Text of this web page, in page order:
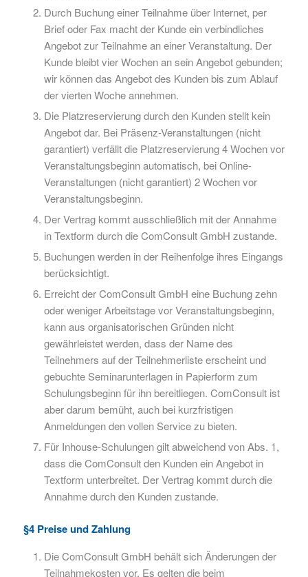
Durch Buchung einer Teilnahme über Internet, per
Brief oder Fax macht der Kunde ein verbindliches
Angebot zur Teilnahme an einer Veranstaltung. Der
Kunde bleibt vier Wochen an sein Angebot gebunden;
wir können das Angebot des Kunden bis zum Ablauf
der vierten Woche annehmen.
Die Platzreservierung durch den Kunden stellt kein
Angebot dar. Bei Präsenz-Veranstaltungen (nicht
garantiert) verfällt die Platzreservierung 4 Wochen vor
Veranstaltungsbeginn automatisch, bei Online-
Veranstaltungen (nicht garantiert) 2 Wochen vor
Veranstaltungsbeginn.
Der Vertrag kommt ausschließlich mit der Annahme
in Textform durch die ComConsult GmbH zustande.
Buchungen werden in der Reihenfolge ihres Eingangs
berücksichtigt.
Erreicht der ComConsult GmbH eine Buchung zehn
oder weniger Arbeitstage vor Veranstaltungsbeginn,
kann aus organisatorischen Gründen nicht
gewährleistet werden, dass der Name des
Teilnehmers auf der Teilnehmerliste erscheint und
gebuchte Seminarunterlagen in Papierform zum
Schulungsbeginn für ihn bereitliegen. ComConsult ist
aber darum bemüht, auch bei kurzfristigen
Anmeldungen den vollen Service zu bieten.
Für Inhouse-Schulungen gilt abweichend von Abs. 1,
dass die ComConsult den Kunden ein Angebot in
Textform unterbreitet. Der Vertrag kommt durch die
Annahme durch den Kunden zustande.
§4 Preise und Zahlung
Die ComConsult GmbH behält sich Änderungen der
Teilnahmekosten vor. Es gelten die beim